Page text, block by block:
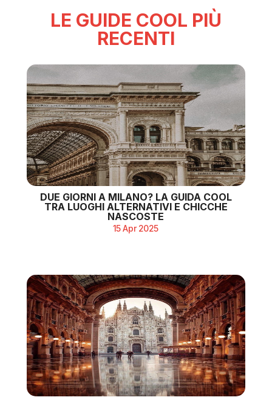
LE GUIDE COOL PIÙ
RECENTI
DUE GIORNI A MILANO? LA GUIDA COOL
TRA LUOGHI ALTERNATIVI E CHICCHE
NASCOSTE
15 Apr 2025